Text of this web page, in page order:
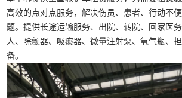
高效的点对点服务，解决伤员、患者、行动不
题。提供长途运输服务、出院、转院、回家医
人、除颤器、吸痰器、微量注射泵、氧气瓶、
备。